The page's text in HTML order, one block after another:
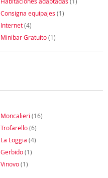
Consigna equipajes (1)
Internet(4)
Minibar Gratuito(1)
Moncalieri (16)
Trofarello(6)
La Loggia (4)
Gerbido(1)
Vinovo(1)